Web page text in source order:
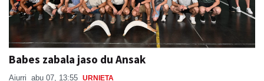
Babes zabala jaso du Ansak
Aiurri abu 07, 13:55 URNIETA